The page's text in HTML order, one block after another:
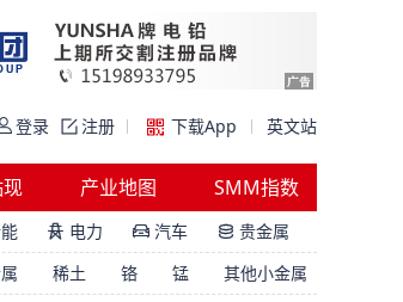
登录 注册 下载App 英文站
产业地图 SMM指数
 电力  汽车  贵金属
稀土 铬 锰
其他小金属